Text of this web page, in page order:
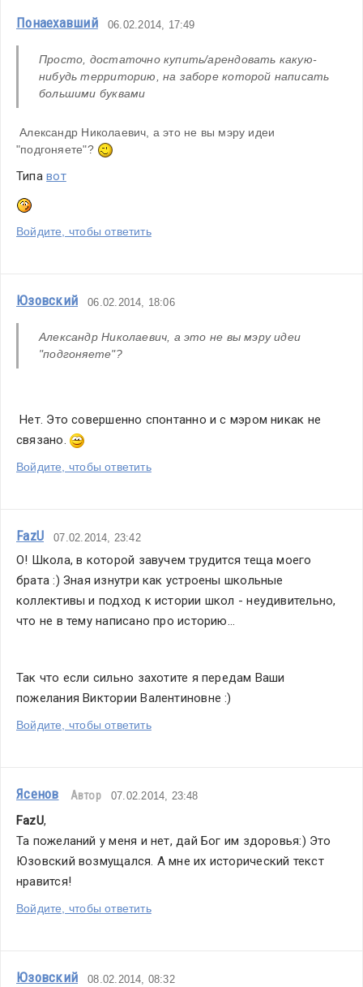
Понаехавший 06.02.2014, 17:49
Просто, достаточно купить/арендовать какую-
нибудь территорию, на заборе которой написать
большими буквами
Александр Николаевич, а это не вы мэру идеи
"подгоняете"?
Типа вот
Войдите, чтобы ответить
Юзовский 06.02.2014, 18:06
Александр Николаевич, а это не вы мэру идеи
"подгоняете"?
Нет. Это совершенно спонтанно и с мэром никак не
связано.
Войдите, чтобы ответить
FazU 07.02.2014, 23:42
О! Школа, в которой завучем трудится теща моего
брата :) Зная изнутри как устроены школьные
коллективы и подход к истории школ - неудивительно,
что не в тему написано про историю...
Так что если сильно захотите я передам Ваши
пожелания Виктории Валентиновне :)
Войдите, чтобы ответить
Ясенов Автор 07.02.2014, 23:48
FazU,
Та пожеланий у меня и нет, дай Бог им здоровья:) Это
Юзовский возмущался. А мне их исторический текст
нравится!
Войдите, чтобы ответить
Юзовский 08.02.2014, 08:32